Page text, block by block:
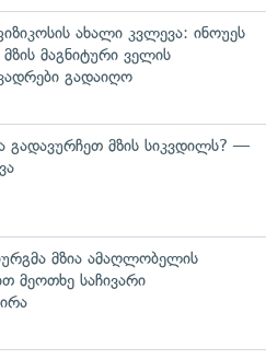
ახალი კვლევა: ინოუეს
მაგნიტური ველის
გადაიღო
მზის სიკვდილს? —
მზია ამაღლობელის
მეოთხე საჩივარი